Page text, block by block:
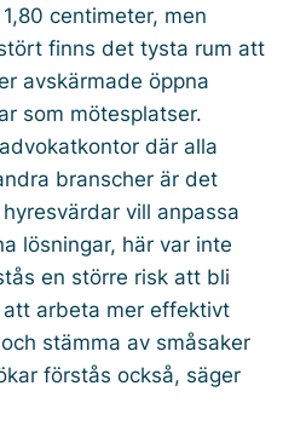
centimeter, men
finns det tysta rum att
avskärmade öppna
som mötesplatser.
där alla
branscher är det
vill anpassa
lösningar, här var inte
en större risk att bli
arbeta mer effektivt
stämma av småsaker
förstås också, säger